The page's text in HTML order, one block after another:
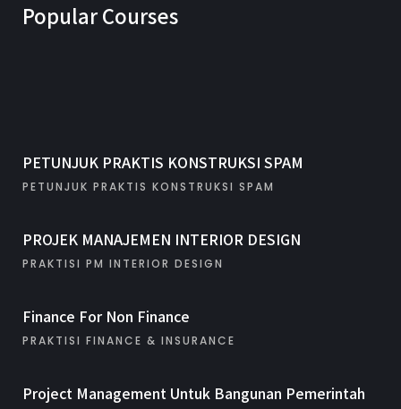
Popular Courses
PETUNJUK PRAKTIS KONSTRUKSI SPAM
PETUNJUK PRAKTIS KONSTRUKSI SPAM
PROJEK MANAJEMEN INTERIOR DESIGN
PRAKTISI PM INTERIOR DESIGN
Finance For Non Finance
PRAKTISI FINANCE & INSURANCE
Project Management Untuk Bangunan Pemerintah